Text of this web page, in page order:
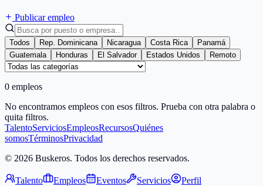
Publicar empleo
Todos Rep. Dominicana Nicaragua Costa Rica
Panamá
Guatemala
Honduras El Salvador Estados Unidos Remoto
0 empleos
No encontramos empleos con esos filtros. Prueba con otra palabra o
quita filtros.
TalentoServiciosEmpleosRecursosQuiénes
somosTérminosPrivacidad
© 2026 Buskeros. Todos los derechos reservados.
Talento Empleos Eventos Servicios Perfil